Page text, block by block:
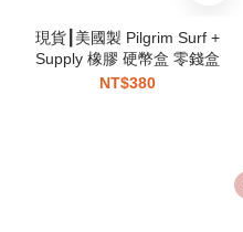
現貨┃美國製 Pilgrim Surf +
Supply 橡膠 硬幣盒 零錢盒
NT$380